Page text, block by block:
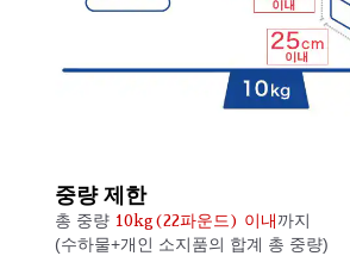
중량 제한
총 중량 10kg(22파운드) 이내 까지
(수하물+개인 소지품의 합계 총 중량)